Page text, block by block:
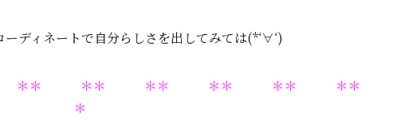
ーディネートで自分らしさを出してみては(*‘∀‘)
＊＊ ＊＊ ＊＊ ＊＊ ＊＊ ＊＊
＊